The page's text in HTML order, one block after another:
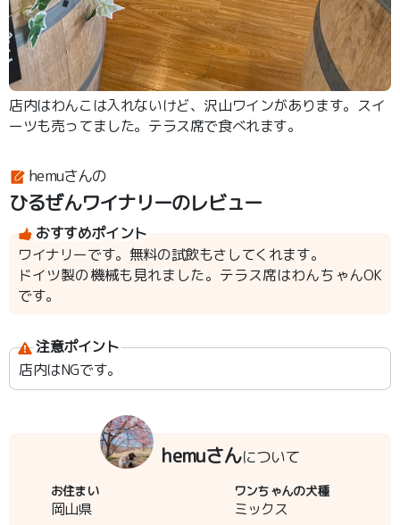
店内はわんこは入れないけど、沢山ワインがあります。スイ
ーツも売ってました。テラス席で食べれます。
hemuさんの
ひるぜんワイナリーのレビュー
おすすめポイント
ワイナリーです。無料の試飲もさしてくれます。
ドイツ製の機械も見れました。テラス席はわんちゃんOK
です。
注意ポイント
店内はNGです。
hemuさんについて
お住まい
岡山県
ワンちゃんの犬種
ミックス